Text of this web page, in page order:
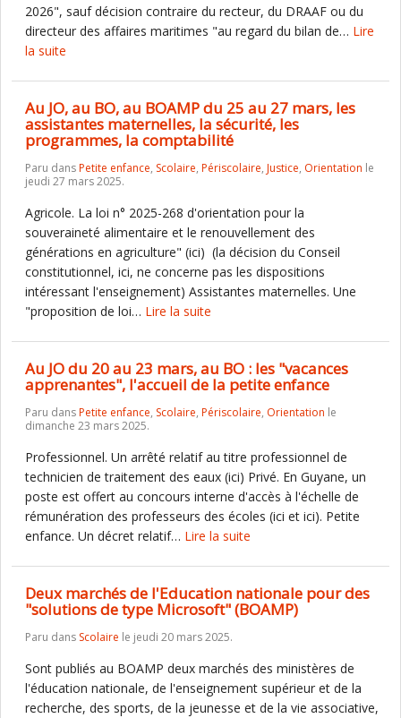
2026", sauf décision contraire du recteur, du DRAAF ou du
directeur des affaires maritimes "au regard du bilan de… Lire
la suite
Au JO, au BO, au BOAMP du 25 au 27 mars, les
assistantes maternelles, la sécurité, les
programmes, la comptabilité
Paru dansPetite enfance, Scolaire, Périscolaire, Justice, Orientation le
jeudi 27 mars 2025.
Agricole. La loi n° 2025-268 d'orientation pour la
souveraineté alimentaire et le renouvellement des
générations en agriculture" (ici) (la décision du Conseil
constitutionnel, ici, ne concerne pas les dispositions
intéressant l'enseignement) Assistantes maternelles. Une
"proposition de loi… Lire la suite
Au JO du 20 au 23 mars, au BO : les "vacances
apprenantes", l'accueil de la petite enfance
Paru dansPetite enfance, Scolaire, Périscolaire, Orientation le
dimanche 23 mars 2025.
Professionnel. Un arrêté relatif au titre professionnel de
technicien de traitement des eaux (ici) Privé. En Guyane, un
poste est offert au concours interne d'accès à l'échelle de
rémunération des professeurs des écoles (ici et ici). Petite
enfance. Un décret relatif… Lire la suite
Deux marchés de l'Education nationale pour des
"solutions de type Microsoft" (BOAMP)
Paru dans Scolaire le jeudi 20 mars 2025.
Sont publiés au BOAMP deux marchés des ministères de
l'éducation nationale, de l'enseignement supérieur et de la
recherche, des sports, de la jeunesse et de la vie associative,